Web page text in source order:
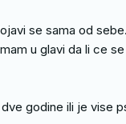
se sama od sebe.
u glavi da li ce
godine ili je vise